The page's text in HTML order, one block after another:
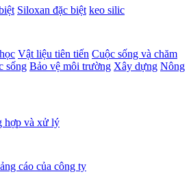
Siloxan đặc biệt keo silic
Vật liệu tiên tiến Cuộc sống và chăm
sống Bảo vệ môi trường Xây dựng Nông
hợp và xử lý
cáo của công ty